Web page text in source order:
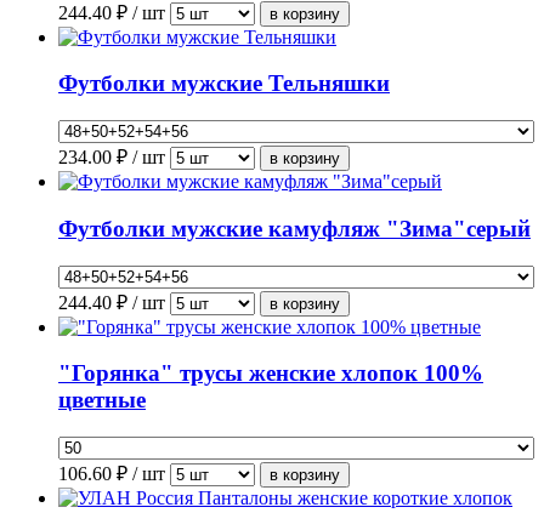
244.40 ₽ / шт
Футболки мужские Тельняшки
234.00 ₽ / шт
Футболки мужские камуфляж "Зима"серый
244.40 ₽ / шт
"Горянка" трусы женские хлопок 100%
цветные
106.60 ₽ / шт